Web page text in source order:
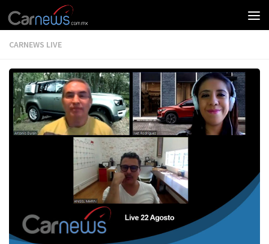
CARNEWS LIVE